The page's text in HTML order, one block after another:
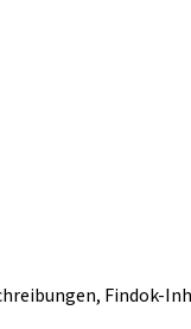
Findok-